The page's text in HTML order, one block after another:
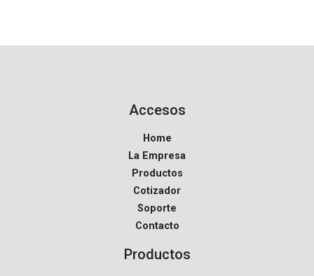
Accesos
Home
La Empresa
Productos
Cotizador
Soporte
Contacto
Productos